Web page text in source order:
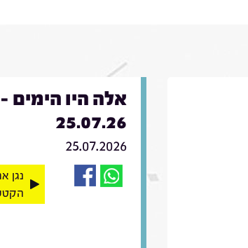
אלה היו הימים -
25.07.26
25.07.2026
נגן